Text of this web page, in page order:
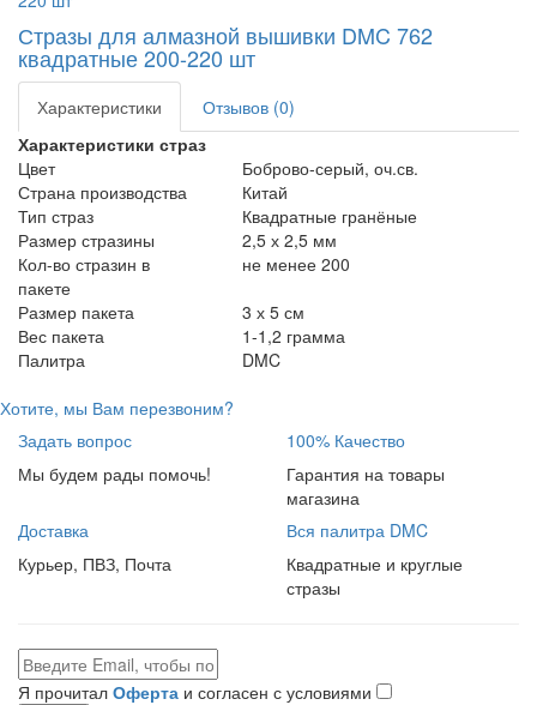
Стразы для алмазной вышивки DMC 762
квадратные 200-220 шт
Характеристики
Отзывов (0)
Характеристики страз
Цвет
Боброво-серый, оч.св.
Страна производства
Китай
Тип страз
Квадратные гранёные
Размер стразины
2,5 х 2,5 мм
Кол-во стразин в
пакете
не менее 200
Размер пакета
3 х 5 см
Вес пакета
1-1,2 грамма
Палитра
DMC
Хотите, мы Вам перезвоним?
Задать вопрос
Мы будем рады помочь!
100% Качество
Гарантия на товары
магазина
Доставка
Курьер, ПВЗ, Почта
Вся палитра DMC
Квадратные и круглые
стразы
Я прочитал Оферта и согласен с условиями